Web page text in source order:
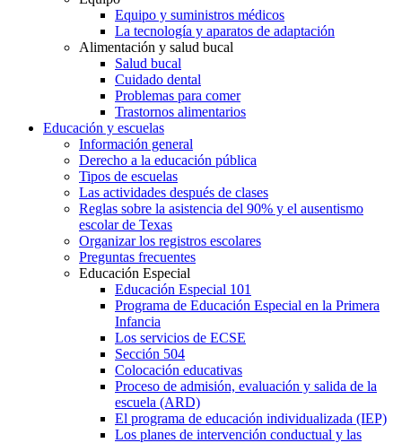
Equipo y suministros médicos
La tecnología y aparatos de adaptación
Alimentación y salud bucal
Salud bucal
Cuidado dental
Problemas para comer
Trastornos alimentarios
Educación y escuelas
Información general
Derecho a la educación pública
Tipos de escuelas
Las actividades después de clases
Reglas sobre la asistencia del 90% y el ausentismo
escolar de Texas
Organizar los registros escolares
Preguntas frecuentes
Educación Especial
Educación Especial 101
Programa de Educación Especial en la Primera
Infancia
Los servicios de ECSE
Sección 504
Colocación educativas
Proceso de admisión, evaluación y salida de la
escuela (ARD)
El programa de educación individualizada (IEP)
Los planes de intervención conductual y las